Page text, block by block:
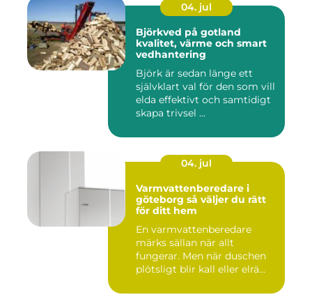
04. jul
Björkved på gotland
kvalitet, värme och smart
vedhantering
Björk är sedan länge ett
självklart val för den som vill
elda effektivt och samtidigt
skapa trivsel ...
04. jul
Varmvattenberedare i
göteborg så väljer du rätt
för ditt hem
En varmvattenberedare
märks sällan när allt
fungerar. Men när duschen
plötsligt blir kall eller elrä...